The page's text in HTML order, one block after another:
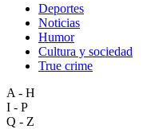
Deportes
Noticias
Humor
Cultura y sociedad
True crime
A - H
I - P
Q - Z